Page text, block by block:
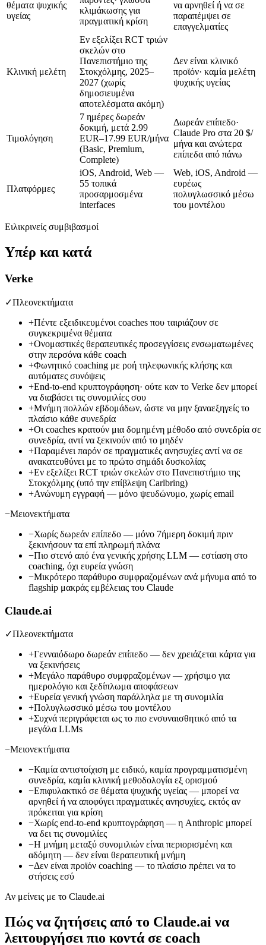
θέματα ψυχικής
υγείας
κλιμάκωσης για
πραγματική κρίση
να αρνηθεί ή να σε
παραπέμψει σε
επαγγελματίες
Κλινική μελέτη
Εν εξελίξει RCT τριών
σκελών στο
Πανεπιστήμιο της
Στοκχόλμης, 2025–
2027 (χωρίς
δημοσιευμένα
αποτελέσματα ακόμη)
Δεν είναι κλινικό
προϊόν· καμία μελέτη
ψυχικής υγείας
Τιμολόγηση
7 ημέρες δωρεάν
δοκιμή, μετά 2.99
EUR–17.99 EUR/μήνα
(Basic, Premium,
Complete)
Δωρεάν επίπεδο·
Claude Pro στα 20 $/
μήνα και ανώτερα
επίπεδα από πάνω
Πλατφόρμες
iOS, Android, Web —
55 τοπικά
προσαρμοσμένα
interfaces
Web, iOS, Android —
ευρέως
πολυγλωσσικό μέσω
του μοντέλου
Ειλικρινείς συμβιβασμοί
Υπέρ και κατά
Verke
✓Πλεονεκτήματα
+Πέντε εξειδικευμένοι coaches που ταιριάζουν σε
συγκεκριμένα θέματα
+Ονομαστικές θεραπευτικές προσεγγίσεις ενσωματωμένες
στην περσόνα κάθε coach
+Φωνητικό coaching με ροή τηλεφωνικής κλήσης και
αυτόματες συνόψεις
+End-to-end κρυπτογράφηση· ούτε καν το Verke δεν μπορεί
να διαβάσει τις συνομιλίες σου
+Μνήμη πολλών εβδομάδων, ώστε να μην ξαναεξηγείς το
πλαίσιο κάθε συνεδρία
+Οι coaches κρατούν μια δομημένη μέθοδο από συνεδρία σε
συνεδρία, αντί να ξεκινούν από το μηδέν
+Παραμένει παρόν σε πραγματικές ανησυχίες αντί να σε
ανακατευθύνει με το πρώτο σημάδι δυσκολίας
+Εν εξελίξει RCT τριών σκελών στο Πανεπιστήμιο της
Στοκχόλμης (υπό την επίβλεψη Carlbring)
+Ανώνυμη εγγραφή — μόνο ψευδώνυμο, χωρίς email
−Μειονεκτήματα
−Χωρίς δωρεάν επίπεδο — μόνο 7ήμερη δοκιμή πριν
ξεκινήσουν τα επί πληρωμή πλάνα
−Πιο στενό από ένα γενικής χρήσης LLM — εστίαση στο
coaching, όχι ευρεία γνώση
−Μικρότερο παράθυρο συμφραζομένων ανά μήνυμα από το
flagship μακράς εμβέλειας του Claude
Claude.ai
✓Πλεονεκτήματα
+Γενναιόδωρο δωρεάν επίπεδο — δεν χρειάζεται κάρτα για
να ξεκινήσεις
+Μεγάλο παράθυρο συμφραζομένων — χρήσιμο για
ημερολόγιο και ξεδίπλωμα αποφάσεων
+Ευρεία γενική γνώση παράλληλα με τη συνομιλία
+Πολυγλωσσικό μέσω του μοντέλου
+Συχνά περιγράφεται ως το πιο ενσυναισθητικό από τα
μεγάλα LLMs
−Μειονεκτήματα
−Καμία αντιστοίχιση με ειδικό, καμία προγραμματισμένη
συνεδρία, καμία κλινική μεθοδολογία εξ ορισμού
−Επιφυλακτικό σε θέματα ψυχικής υγείας — μπορεί να
αρνηθεί ή να αποφύγει πραγματικές ανησυχίες, εκτός αν
πρόκειται για κρίση
−Χωρίς end-to-end κρυπτογράφηση — η Anthropic μπορεί
να δει τις συνομιλίες
−Η μνήμη μεταξύ συνομιλιών είναι περιορισμένη και
αδόμητη — δεν είναι θεραπευτική μνήμη
−Δεν είναι προϊόν coaching — το πλαίσιο πρέπει να το
στήσεις εσύ
Αν μείνεις με το Claude.ai
Πώς να ζητήσεις από το Claude.ai να
λειτουργήσει πιο κοντά σε coach